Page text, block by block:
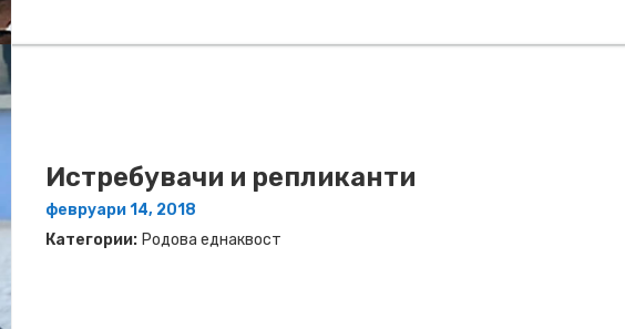
Истребувачи и репликанти
февруари 14, 2018
Категории: Родова еднаквост